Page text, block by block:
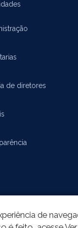
de diretores
de